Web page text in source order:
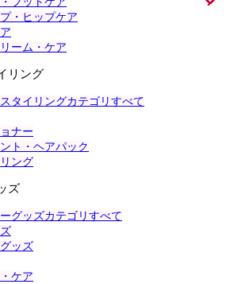
・ヒップケア
ーム・ケア
リング
タイリングカテゴリすべて
ナー
ト・ヘアパック
ング
ズ
グッズカテゴリすべて
ッズ
ケア